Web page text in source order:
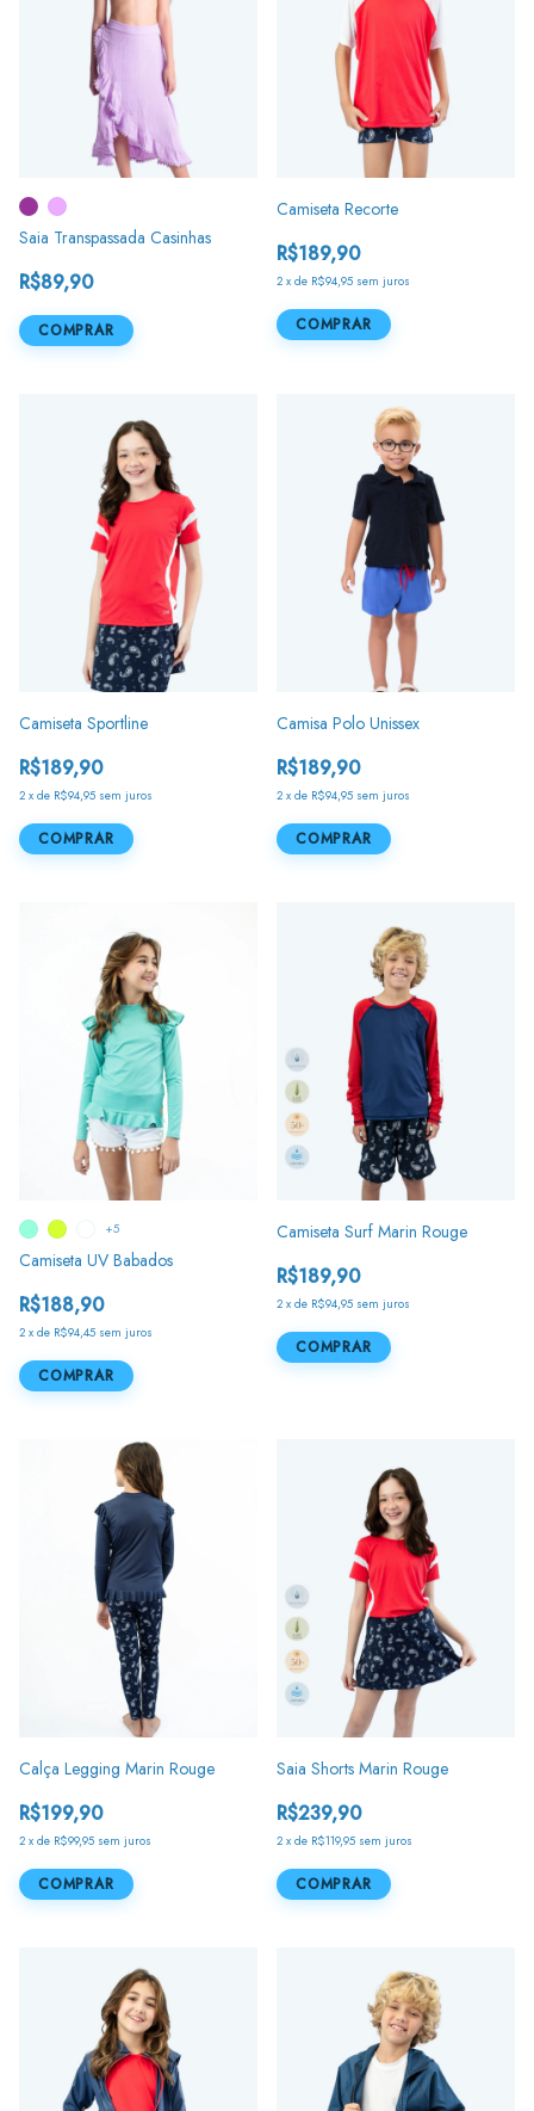
Saia Transpassada Casinhas
R$89,90
COMPRAR
Camiseta Recorte
R$189,90
2 x de R$94,95 sem juros
COMPRAR
Camiseta Sportline
R$189,90
2 x de R$94,95 sem juros
COMPRAR
Camisa Polo Unissex
R$189,90
2 x de R$94,95 sem juros
COMPRAR
Camiseta UV Babados
R$188,90
2 x de R$94,45 sem juros
+5
COMPRAR
Camiseta Surf Marin Rouge
R$189,90
2 x de R$94,95 sem juros
COMPRAR
Calça Legging Marin Rouge
R$199,90
2 x de R$99,95 sem juros
COMPRAR
Saia Shorts Marin Rouge
R$239,90
2 x de R$119,95 sem juros
COMPRAR